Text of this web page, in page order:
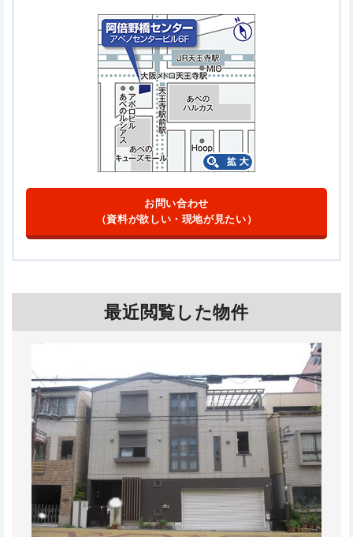
お問い合わせ
（資料が欲しい・現地が見たい）
最近閲覧した物件